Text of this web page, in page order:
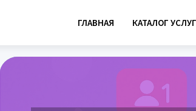
ГЛАВНАЯ КАТАЛОГ УСЛУГ